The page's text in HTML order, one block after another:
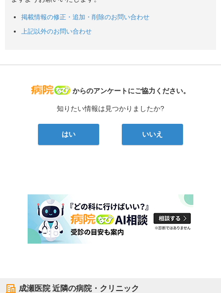
掲載情報の修正・追加・削除のお問い合わせ
上記以外のお問い合わせ
病院なび
からのアンケートにご協力ください。
知りたい情報は見つかりましたか?
はい いいえ
成瀬医院近隣の病院・クリニック